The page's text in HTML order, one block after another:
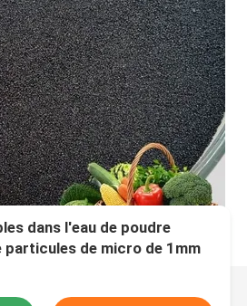
dans l'eau de poudre
de micro de 1mm